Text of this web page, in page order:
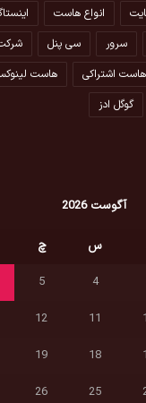
انواع هاست
سرور سی پنل
هاست اشتراکی
هاست
گوگل ادز
آگوست 2026
س چ
4
5
11
12
18
19
25
26